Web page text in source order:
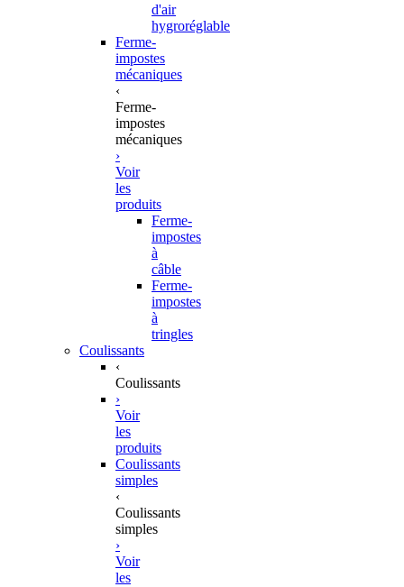
d'air
hygroréglable
Ferme-
impostes
mécaniques
‹
Ferme-
impostes
mécaniques
›
Voir
les
produits
Ferme-
impostes
à
câble
Ferme-
impostes
à
tringles
Coulissants
‹
Coulissants
›
Voir
les
produits
Coulissants
simples
‹
Coulissants
simples
›
Voir
les